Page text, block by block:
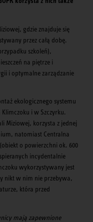
gdzie znajduje się
przez całą dobę.
szkoleń),
na piętrze i
i optymalne zarządzanie
ekologicznego systemu
Klimczoku i w Szczyrku.
Miziowej, korzysta z jednej
natomiast Centralna
o powierzchni ok. 600
incydentalnie
wykorzystywany jest
nikt w nim nie przebywa,
która przed
mają zapewnione